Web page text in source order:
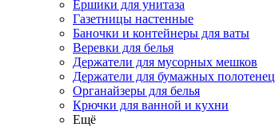
Ершики для унитаза
Газетницы настенные
Баночки и контейнеры для ваты
Веревки для белья
Держатели для мусорных мешков
Держатели для бумажных полотенец
Органайзеры для белья
Крючки для ванной и кухни
Ещё